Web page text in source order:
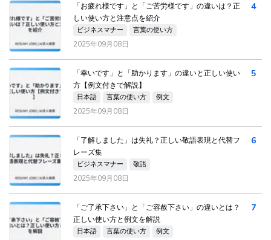
「お疲れ様です」と「ご苦労様です」の違いは？正
しい使い方と注意点を紹介
ビジネスマナー 言葉の使い方
2025年09月08日
4
「幸いです」と「助かります」の違いと正しい使い
方【例文付きで解説】
日本語 言葉の使い方 例文
2025年09月08日
5
「了解しました」は失礼？正しい敬語表現と代替フ
レーズ集
ビジネスマナー 敬語
2025年09月08日
6
「ご了承下さい」と「ご容赦下さい」の違いとは？
正しい使い方と例文を解説
日本語 言葉の使い方 例文
7